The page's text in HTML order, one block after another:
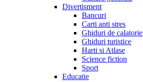
Divertisment
Bancuri
Carti anti stres
Ghiduri de calatorie
Ghiduri turistice
Harti si Atlase
Science fiction
Sport
Educatie